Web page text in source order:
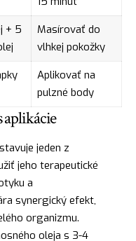
+ 5
Masírovať do
vlhkej pokožky
Aplikovať na
pulzné body
aplikácie
jeden z
jeho terapeutické
a
synergický efekt,
organizmu.
oleja s 3-4